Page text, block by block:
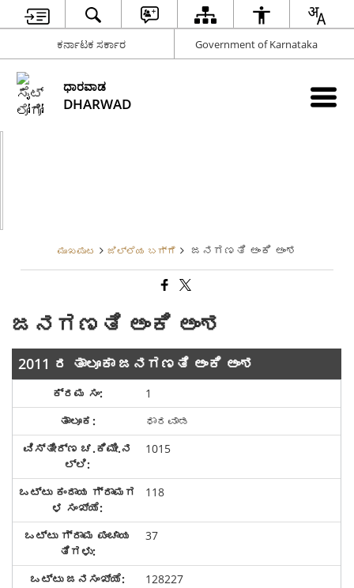
ಕರ್ನಾಟಕ ಸರ್ಕಾರ Government of Karnataka
ಧಾರವಾಡ
DHARWAD
ಮುಖಪುಟ ಜಿಲ್ಲೆಯ ಬಗ್ಗೆ ಜನಗಣತಿ ಅಂಕಿ ಅಂಶ
ಜನಗಣತಿ ಅಂಕಿ ಅಂಶ
2011 ರ ತಾಲೂಕಾ ಜನಗಣತಿ ಅಂಕಿ ಅಂಶ
1
ಧಾರವಾಡ
1015
118
37
128227